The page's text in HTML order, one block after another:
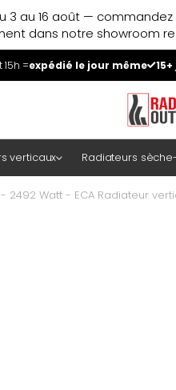
3 au 16 août —
dans notre showroom
=expédié le jour même
verticaux Radiateurs
- 2492 Watt - ECA Radiateur